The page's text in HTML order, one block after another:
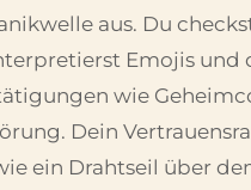
aus. Du
Emojis und
wie
Dein
ein Drahtseil über